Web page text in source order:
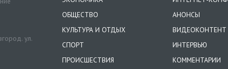
ул.
ОБЩЕСТВО
КУЛЬТУРА И ОТДЫХ
СПОРТ
ПРОИСШЕСТВИЯ
АНОНСЫ
ВИДЕОКОНТЕНТ
ИНТЕРВЬЮ
КОММЕНТАРИИ